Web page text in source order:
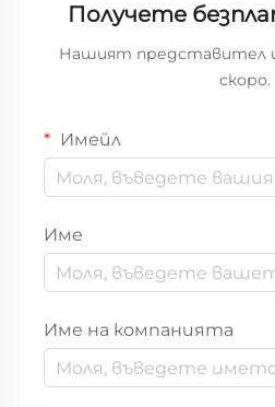
Получете
Нашият представител
скоро.
Имейл
Име
Име на компанията